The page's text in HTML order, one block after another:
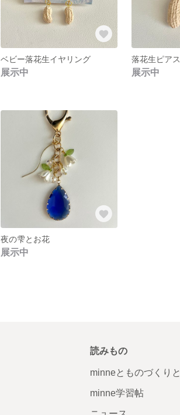
ベビー落花生イヤリング
展示中
落花生ピアス
展示中
夜の雫とお花
展示中
読みもの
minneとものづくりと
minne学習帖